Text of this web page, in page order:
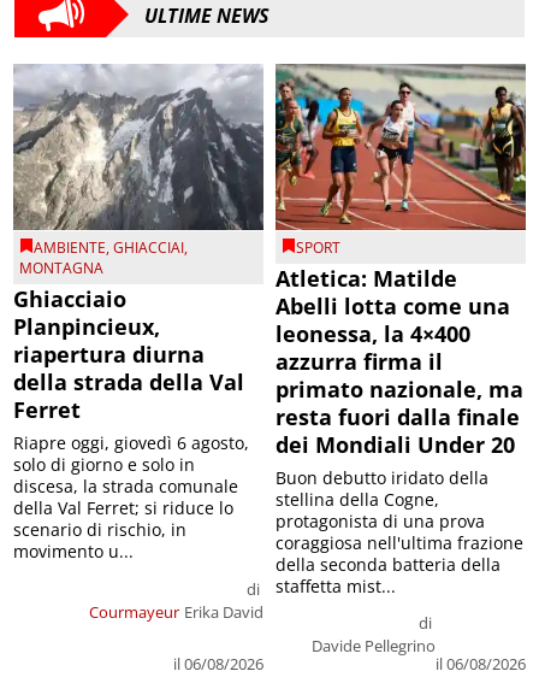
ULTIME NEWS
AMBIENTE,GHIACCIAI,
MONTAGNA
Ghiacciaio
Planpincieux,
riapertura diurna
della strada della Val
Ferret
Courmayeur
di
Erika David
il 06/08/2026
Riapre oggi, giovedì 6 agosto,
solo di giorno e solo in
discesa, la strada comunale
della Val Ferret; si riduce lo
scenario di rischio, in
movimento u...
SPORT
Atletica: Matilde
Abelli lotta come una
leonessa, la 4×400
azzurra firma il
primato nazionale, ma
resta fuori dalla finale
dei Mondiali Under 20
di
Davide Pellegrino
il 06/08/2026
Buon debutto iridato della
stellina della Cogne,
protagonista di una prova
coraggiosa nell'ultima frazione
della seconda batteria della
staffetta mist...